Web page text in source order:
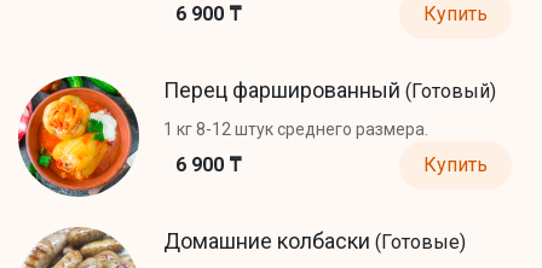
6 900 ₸ Купить
Перец фаршированный (Готовый)
1 кг 8-12 штук среднего размера.
6 900 ₸ Купить
Домашние колбаски (Готовые)